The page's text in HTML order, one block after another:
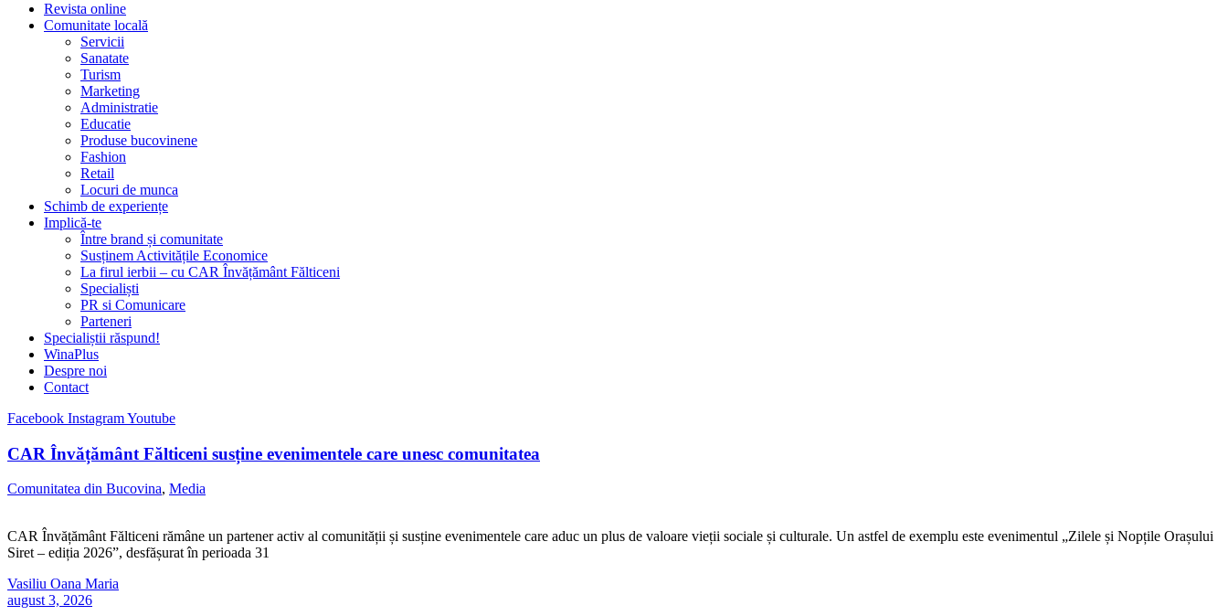
Revista online
Comunitate locală
Servicii
Sanatate
Turism
Marketing
Administratie
Educatie
Produse bucovinene
Fashion
Retail
Locuri de munca
Schimb de experiențe
Implică-te
Între brand și comunitate
Susținem Activitățile Economice
La firul ierbii – cu CAR Învățământ Fălticeni
Specialiști
PR si Comunicare
Parteneri
Specialiștii răspund!
WinaPlus
Despre noi
Contact
Facebook InstagramYoutube
CAR Învățământ Fălticeni susține evenimentele care unesc comunitatea
Comunitatea din Bucovina, Media
CAR Învățământ Fălticeni rămâne un partener activ al comunității și susține evenimentele care aduc un plus de valoare vieții sociale și culturale. Un astfel de exemplu este evenimentul „Zilele și Nopțile Orașului
Siret – ediția 2026”, desfășurat în perioada 31
Vasiliu Oana Maria
august 3, 2026